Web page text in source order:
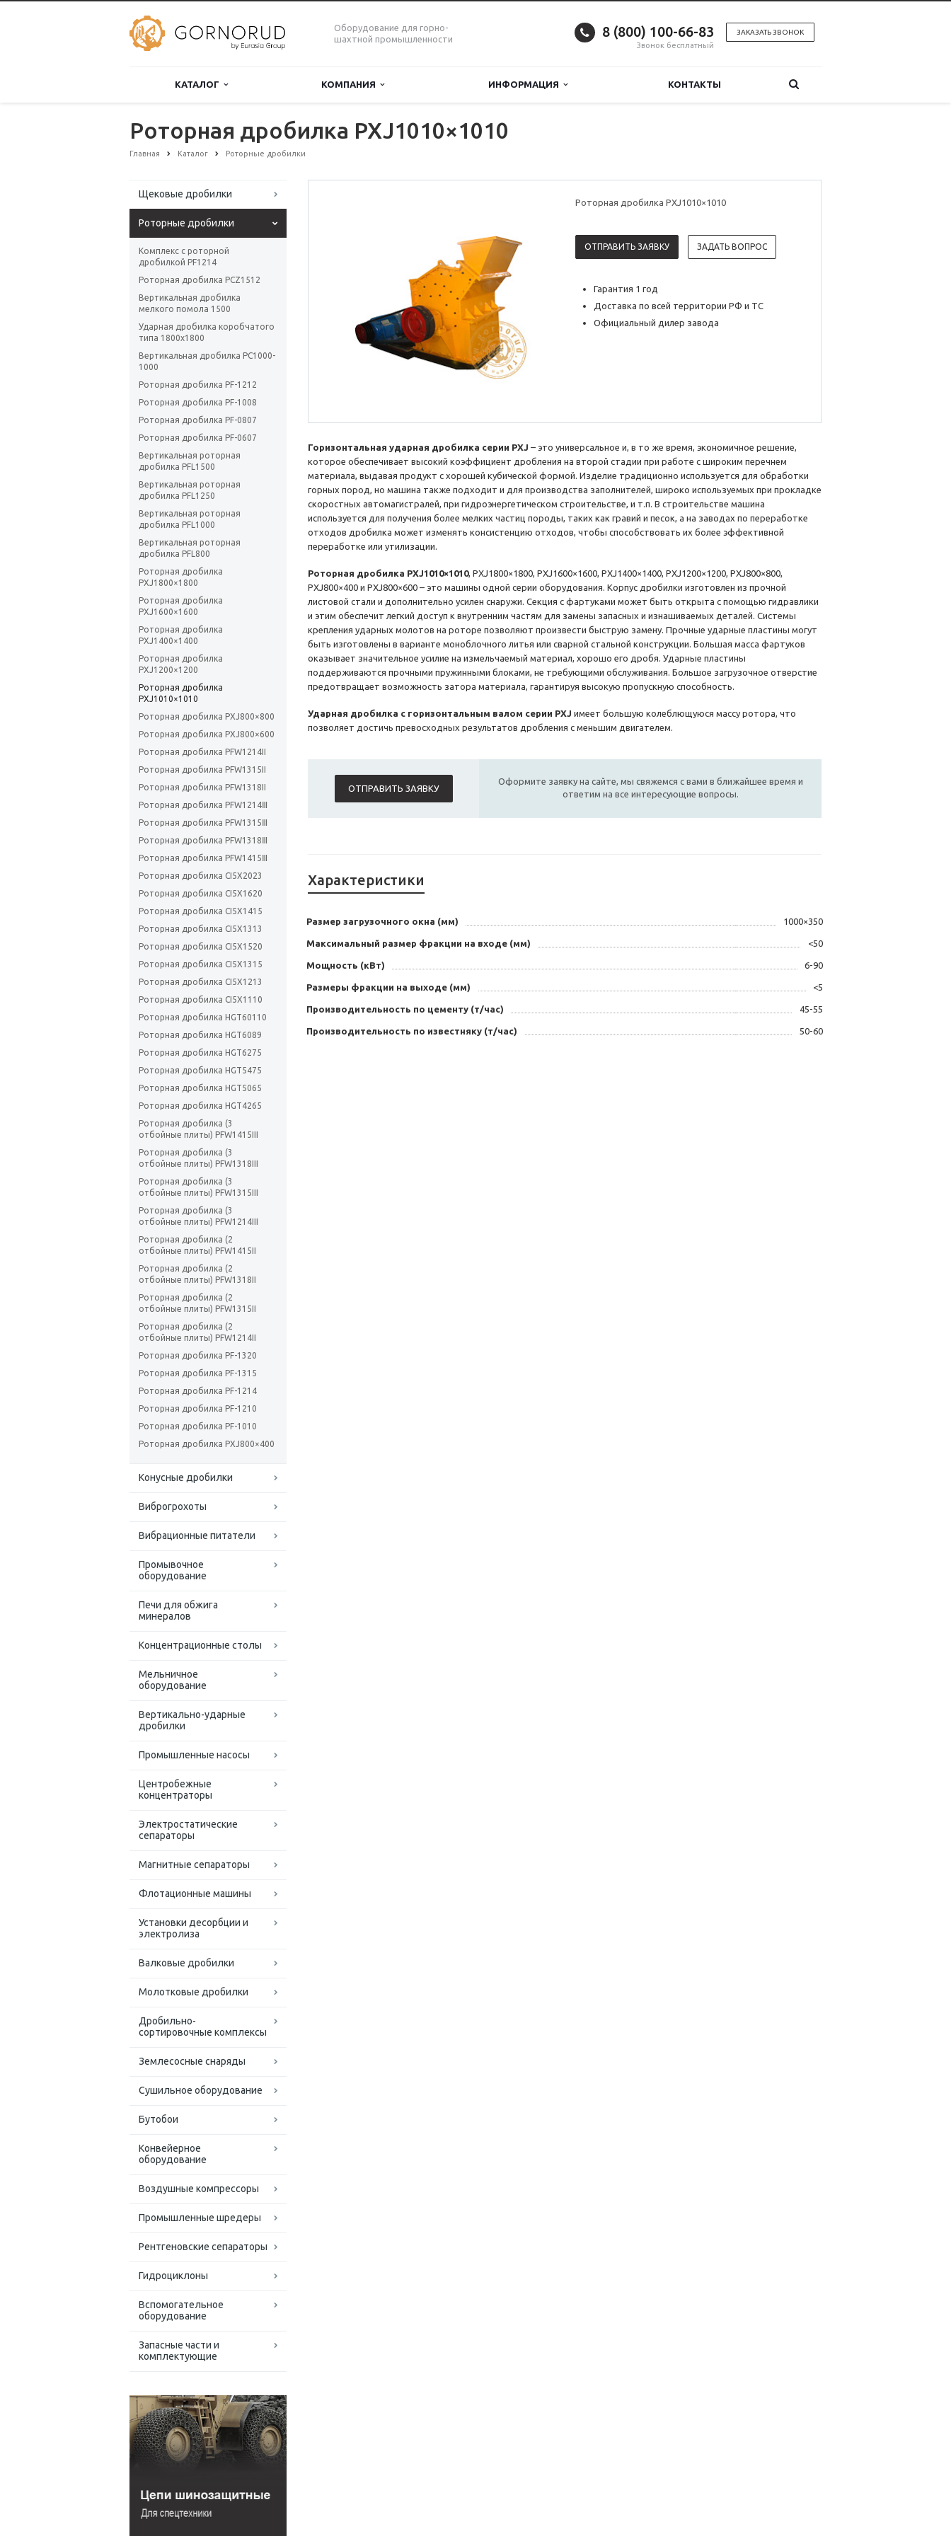
Оборудование для горно-
шахтной промышленности
ЗАКАЗАТЬ ЗВОНОК
8 (800) 100-66-83
Звонок бесплатный
КАТАЛОГ КОМПАНИЯ ИНФОРМАЦИЯ КОНТАКТЫ
Роторная дробилка PXJ1010×1010
Главная Каталог Роторные дробилки
Щековые дробилки
Роторные дробилки
Комплекс с роторной
дробилкой PF1214
Роторная дробилка PCZ1512
Вертикальная дробилка
мелкого помола 1500
Ударная дробилка коробчатого
типа 1800х1800
Вертикальная дробилка PC1000-
1000
Роторная дробилка PF-1212
Роторная дробилка PF-1008
Роторная дробилка PF-0807
Роторная дробилка PF-0607
Вертикальная роторная
дробилка PFL1500
Вертикальная роторная
дробилка PFL1250
Вертикальная роторная
дробилка PFL1000
Вертикальная роторная
дробилка PFL800
Роторная дробилка
PXJ1800×1800
Роторная дробилка
PXJ1600×1600
Роторная дробилка
PXJ1400×1400
Роторная дробилка
PXJ1200×1200
Роторная дробилка
PXJ1010×1010
Роторная дробилка PXJ800×800
Роторная дробилка PXJ800×600
Роторная дробилка PFW1214II
Роторная дробилка PFW1315II
Роторная дробилка PFW1318II
Роторная дробилка PFW1214Ⅲ
Роторная дробилка PFW1315Ⅲ
Роторная дробилка PFW1318Ⅲ
Роторная дробилка PFW1415Ⅲ
Роторная дробилка CI5X2023
Роторная дробилка CI5X1620
Роторная дробилка CI5X1415
Роторная дробилка CI5X1313
Роторная дробилка CI5X1520
Роторная дробилка CI5X1315
Роторная дробилка CI5X1213
Роторная дробилка CI5X1110
Роторная дробилка HGT60110
Роторная дробилка HGT6089
Роторная дробилка HGT6275
Роторная дробилка HGT5475
Роторная дробилка HGT5065
Роторная дробилка HGT4265
Роторная дробилка (3
отбойные плиты) PFW1415III
Роторная дробилка (3
отбойные плиты) PFW1318III
Роторная дробилка (3
отбойные плиты) PFW1315III
Роторная дробилка (3
отбойные плиты) PFW1214III
Роторная дробилка (2
отбойные плиты) PFW1415II
Роторная дробилка (2
отбойные плиты) PFW1318II
Роторная дробилка (2
отбойные плиты) PFW1315II
Роторная дробилка (2
отбойные плиты) PFW1214II
Роторная дробилка PF-1320
Роторная дробилка PF-1315
Роторная дробилка PF-1214
Роторная дробилка PF-1210
Роторная дробилка PF-1010
Роторная дробилка PXJ800×400
Конусные дробилки
Виброгрохоты
Вибрационные питатели
Промывочное
оборудование
Печи для обжига
минералов
Концентрационные столы
Мельничное
оборудование
Вертикально-ударные
дробилки
Промышленные насосы
Центробежные
концентраторы
Электростатические
сепараторы
Магнитные сепараторы
Флотационные машины
Установки десорбции и
электролиза
Валковые дробилки
Молотковые дробилки
Дробильно-
сортировочные комплексы
Землесосные снаряды
Сушильное оборудование
Бутобои
Конвейерное
оборудование
Воздушные компрессоры
Промышленные шредеры
Рентгеновские сепараторы
Гидроциклоны
Вспомогательное
оборудование
Запасные части и
комплектующие
Роторная дробилка PXJ1010×1010
ОТПРАВИТЬ ЗАЯВКУ ЗАДАТЬ ВОПРОС
Гарантия 1 год
Доставка по всей территории РФ и ТС
Официальный дилер завода
Горизонтальная ударная дробилка серии PXJ – это универсальное и, в то же время, экономичное решение,
которое обеспечивает высокий коэффициент дробления на второй стадии при работе с широким перечнем
материала, выдавая продукт с хорошей кубической формой. Изделие традиционно используется для обработки
горных пород, но машина также подходит и для производства заполнителей, широко используемых при прокладке
скоростных автомагистралей, при гидроэнергетическом строительстве, и т.п. В строительстве машина
используется для получения более мелких частиц породы, таких как гравий и песок, а на заводах по переработке
отходов дробилка может изменять консистенцию отходов, чтобы способствовать их более эффективной
переработке или утилизации.
Роторная дробилка PXJ1010×1010, PXJ1800×1800, PXJ1600×1600, PXJ1400×1400, PXJ1200×1200, PXJ800×800,
PXJ800×400 и PXJ800×600 – это машины одной серии оборудования. Корпус дробилки изготовлен из прочной
листовой стали и дополнительно усилен снаружи. Секция с фартуками может быть открыта с помощью гидравлики
и этим обеспечит легкий доступ к внутренним частям для замены запасных и изнашиваемых деталей. Системы
крепления ударных молотов на роторе позволяют произвести быструю замену. Прочные ударные пластины могут
быть изготовлены в варианте моноблочного литья или сварной стальной конструкции. Большая масса фартуков
оказывает значительное усилие на измельчаемый материал, хорошо его дробя. Ударные пластины
поддерживаются прочными пружинными блоками, не требующими обслуживания. Большое загрузочное отверстие
предотвращает возможность затора материала, гарантируя высокую пропускную способность.
Ударная дробилка с горизонтальным валом серии PXJ имеет большую колеблющуюся массу ротора, что
позволяет достичь превосходных результатов дробления с меньшим двигателем.
ОТПРАВИТЬ ЗАЯВКУ
Оформите заявку на сайте, мы свяжемся с вами в ближайшее время и
ответим на все интересующие вопросы.
Характеристики
Размер загрузочного окна (мм) 1000×350
Максимальный размер фракции на входе (мм) <50
Мощность (кВт) 6-90
Размеры фракции на выходе (мм) <5
Производительность по цементу (т/час) 45-55
Производительность по известняку (т/час) 50-60